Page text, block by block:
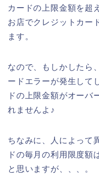
カードの上限金額を超
お店でクレジットカー
ます。
なので、もしかしたら
ードエラーが発生して
ドの上限金額がオーバ
れませんよ♪
ちなみに、人によって
ドの毎月の利用限度額
と思いますが、、、。